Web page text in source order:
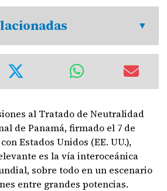
al Tratado de Neutralidad
de Panamá, firmado el 7 de
Estados Unidos (EE. UU.),
es la vía interoceánica
sobre todo en un escenario
entre grandes potencias.